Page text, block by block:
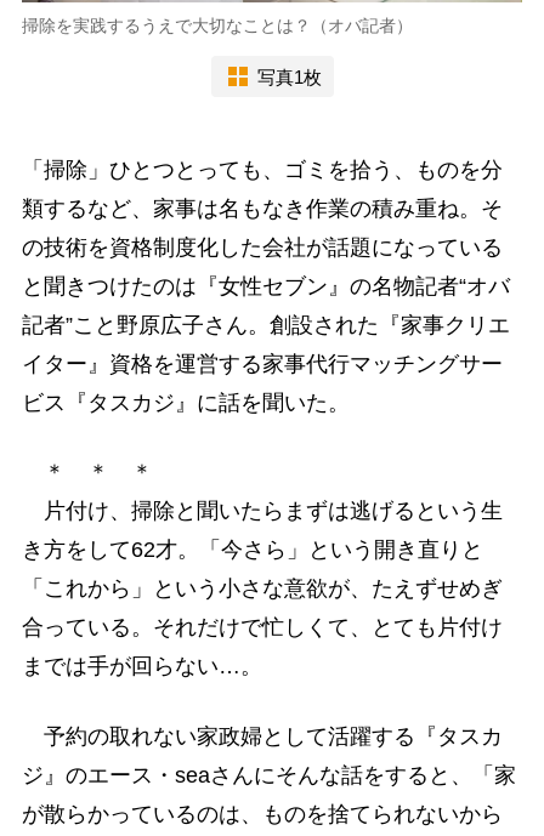
掃除を実践するうえで大切なことは？（オバ記者）
写真1枚
「掃除」ひとつとっても、ゴミを拾う、ものを分
類するなど、家事は名もなき作業の積み重ね。そ
の技術を資格制度化した会社が話題になっている
と聞きつけたのは『女性セブン』の名物記者“オバ
記者”こと野原広子さん。創設された『家事クリエ
イター』資格を運営する家事代行マッチングサー
ビス『タスカジ』に話を聞いた。
＊ ＊ ＊
片付け、掃除と聞いたらまずは逃げるという生
き方をして62才。「今さら」という開き直りと
「これから」という小さな意欲が、たえずせめぎ
合っている。それだけで忙しくて、とても片付け
までは手が回らない…。
予約の取れない家政婦として活躍する『タスカ
ジ』のエース・seaさんにそんな話をすると、「家
が散らかっているのは、ものを捨てられないから